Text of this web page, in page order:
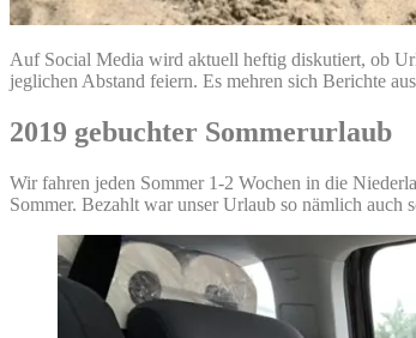
Auf Social Media wird aktuell heftig diskutiert, ob
jeglichen Abstand feiern. Es mehren sich Berichte
2019 gebuchter Sommerurlaub
Wir fahren jeden Sommer 1-2 Wochen in die
Sommer. Bezahlt war unser Urlaub so nämlich auch